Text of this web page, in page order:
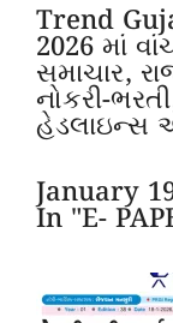
Trend
2026 માં
સમાચાર,
નોકરી-
January
In "E-